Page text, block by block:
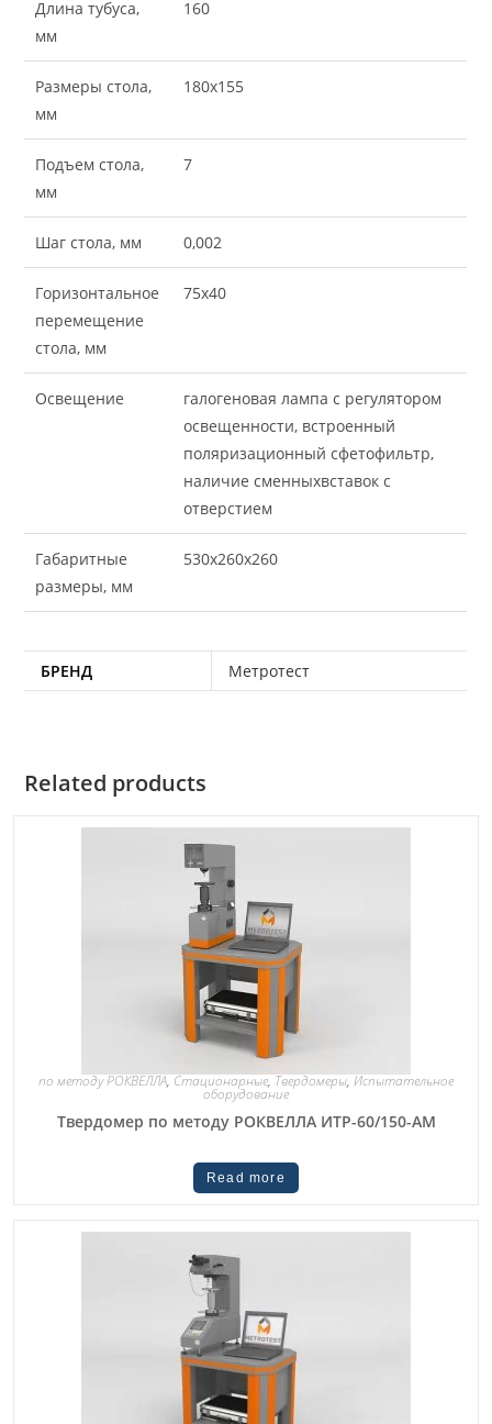
Длина тубуса,
мм
160
Размеры стола,
мм
180х155
Подъем стола,
мм
7
Шаг стола, мм 0,002
Горизонтальное
перемещение
стола, мм
75х40
Освещение
галогеновая лампа с регулятором
освещенности, встроенный
поляризационный сфетофильтр,
наличие сменныхвставок с
отверстием
Габаритные
размеры, мм
530х260х260
БРЕНД Метротест
Related products
по методу РОКВЕЛЛА,Стационарные,Твердомеры,Испытательное
оборудование
Твердомер по методу РОКВЕЛЛА ИТР-60/150-АМ
Read more